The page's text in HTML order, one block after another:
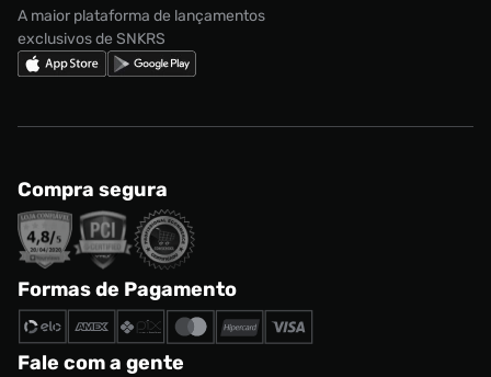
A maior plataforma de lançamentos
exclusivos de SNKRS
Compra segura
Formas de Pagamento
Fale com a gente